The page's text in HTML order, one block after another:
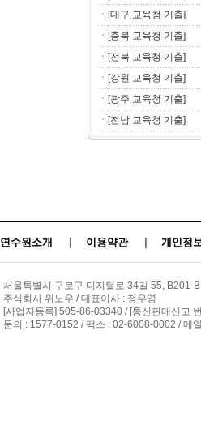
ㆍ[대구 교육청 기출]
ㆍ[충북 교육청 기출]
ㆍ[전북 교육청 기출]
ㆍ[강원 교육청 기출]
ㆍ[광주 교육청 기출]
ㆍ[전남 교육청 기출]
연수원소개 이용약관 개인정
서울특별시 구로구 디지털로 34길 55, B201-
주식회사 위노우 / 대표이사 : 정우영
[사업자등록] 505-86-03340 / [통신판매신고
문의 : 1577-0152 / 팩스 : 02-6008-0002 / 메